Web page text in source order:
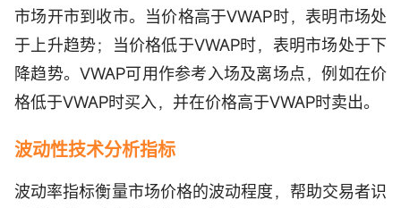
市场开市到收市。当价格高于VWAP时，表明市场处
于上升趋势；当价格低于VWAP时，表明市场处于下
降趋势。VWAP可用作参考入场及离场点，例如在价
格低于VWAP时买入，并在价格高于VWAP时卖出。
波动性技术分析指标
波动率指标衡量市场价格的波动程度，帮助交易者识